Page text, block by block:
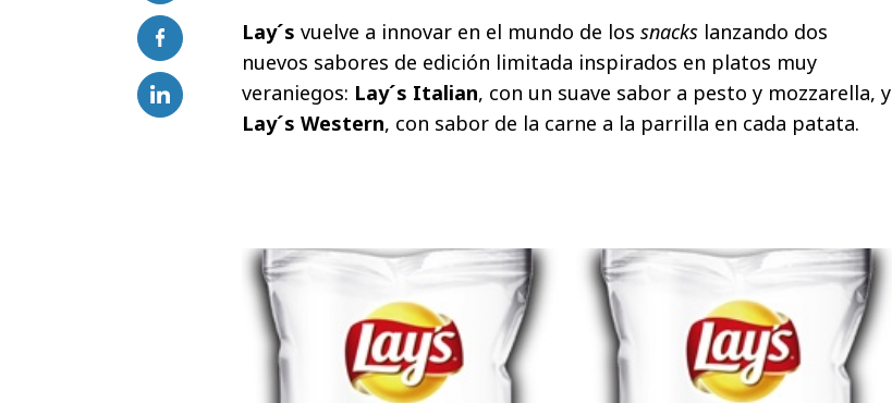
Lay´s vuelve a innovar en el mundo de los snacks lanzando dos
nuevos sabores de edición limitada inspirados en platos muy
veraniegos: Lay´s Italian, con un suave sabor a pesto y mozzarella, y
Lay´s Western, con sabor de la carne a la parrilla en cada patata.